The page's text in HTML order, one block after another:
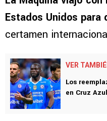
Estados Unidos para
certamen
VER
Los
en Cruz